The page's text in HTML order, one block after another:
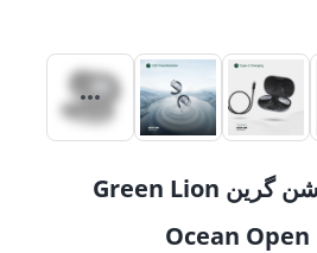
هندزفری بلوتوث اوشن گرین Green Lion
Ocean